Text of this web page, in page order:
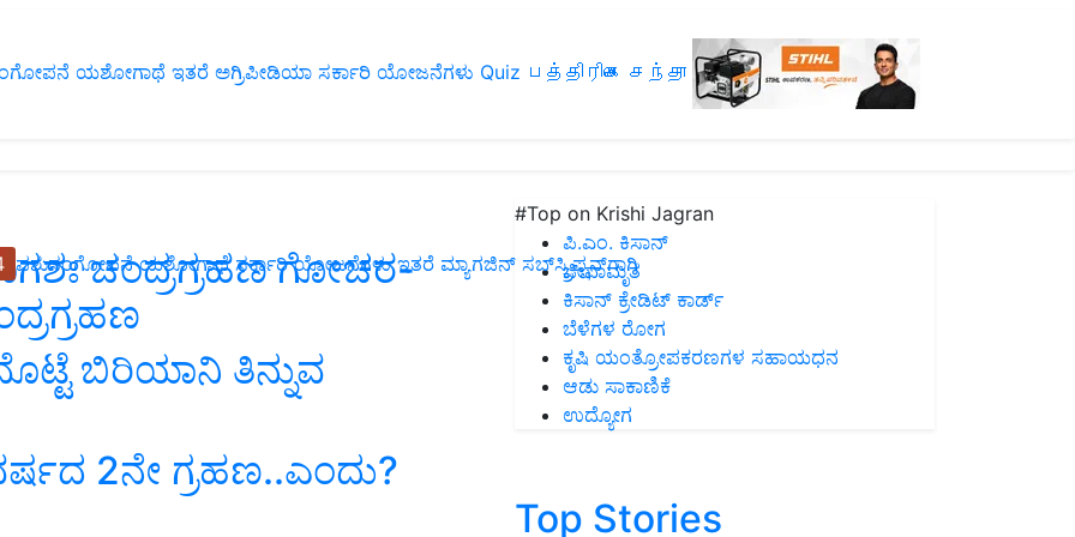
ಯಶೋಗಾಥೆ ಇತರೆ ಅಗ್ರಿಪೀಡಿಯಾ ಸರ್ಕಾರಿ ಯೋಜನೆಗಳು Quiz பத்திரிகை சந்தா
ಪಶುಸಂಗೋಪನೆ ಯಶೋಗಾಥೆ ಸರ್ಕಾರಿ ಯೋಜನೆಗಳು ಇತರೆ ಮ್ಯಾಗಜಿನ್‌ ಸಬ್‌ಸ್ಕ್ರಿಪ್ಷನ್‌ಗಾಗಿ
ಚಂದ್ರಗ್ರಹಣ ಗೋಚರ-
ಬಿರಿಯಾನಿ ತಿನ್ನುವ
2ನೇ ಗ್ರಹಣ..ಎಂದು?
#Top on Krishi Jagran
ಪಿ.ಎಂ. ಕಿಸಾನ್
ಜೀವಾಮೃತ
ಕಿಸಾನ್ ಕ್ರೇಡಿಟ್ ಕಾರ್ಡ್
ಬೆಳೆಗಳ ರೋಗ
ಕೃಷಿ ಯಂತ್ರೋಪಕರಣಗಳ ಸಹಾಯಧನ
ಆಡು ಸಾಕಾಣಿಕೆ
ಉದ್ಯೋಗ
Top Stories